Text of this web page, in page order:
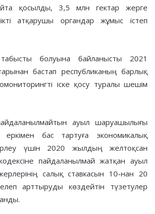
қосылды, 3,5 млн гектар жерге
атқарушы органдар жұмыс істеп
болуына байланысты 2021
бастап республиканың барлық
іске қосу туралы шешім
ауыл шаруашылығы
бас тартуға экономикалық
үшін 2020 жылдың желтоқсан
пайдаланылмай жатқан ауыл
салық ставкасын 10-нан 20
арттыруды көздейтін түзетулер